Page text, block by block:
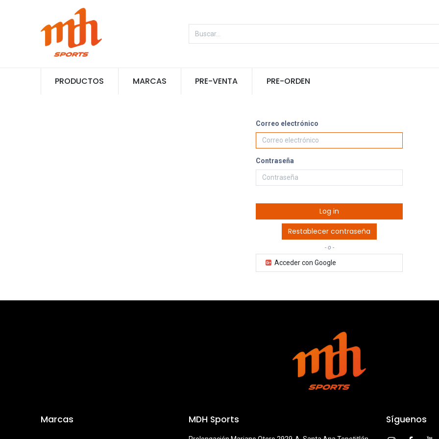
PRODUCTOS MARCAS PRE-VENTA PRE-ORDEN
Correo electrónico
Contraseña
Log in
Restablecer contraseña
- o -
Acceder con Google
Marcas MDH Sports Síguenos